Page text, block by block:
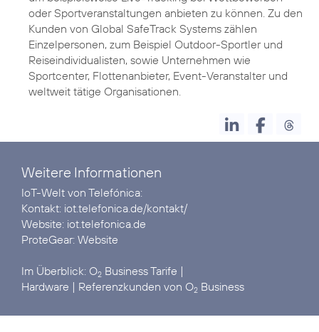
oder Sportveranstaltungen anbieten zu können. Zu den
Kunden von Global SafeTrack Systems zählen
Einzelpersonen, zum Beispiel Outdoor-Sportler und
Reiseindividualisten, sowie Unternehmen wie
Sportcenter, Flottenanbieter, Event-Veranstalter und
weltweit tätige Organisationen.
Weitere Informationen
IoT-Welt von Telefónica:
Kontakt: iot.telefonica.de/kontakt/
Website: iot.telefonica.de
ProteGear: Website
Im Überblick: O2 Business Tarife
Hardware | Referenzkunden von O2 Business